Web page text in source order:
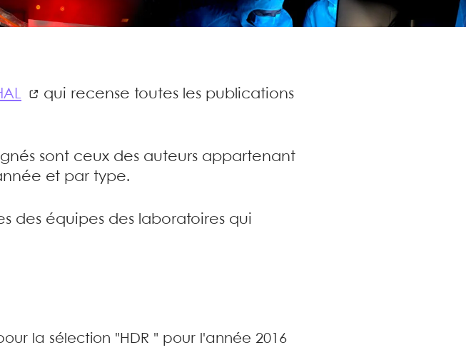
qui recense toutes les publications
sont ceux des auteurs appartenant
et par type.
des équipes des laboratoires qui
la sélection "HDR " pour l'année 2016